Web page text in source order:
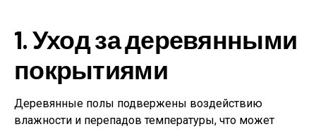
1. Уход за деревянными
покрытиями
Деревянные полы подвержены воздействию
влажности и перепадов температуры, что может